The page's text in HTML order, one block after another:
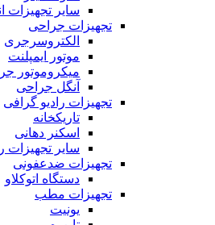
سایر تجهیزات
تجهیزات جراحی
الکتروسرجری
موتور ایمپلنت
میکروموتور
آنگل جراحی
تجهیزات رادیو گرافی
تاریکخانه
اسکنر دهانی
سایر تجهیزات
تجهیزات ضدعفونی
دستگاه اتوکلاو
تجهیزات مطب
یونیت